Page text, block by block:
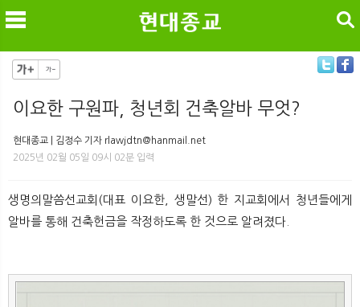
검색
이요한 구원파, 청년회 건축알바 무엇?
현대종교 | 김정수 기자 rlawjdtn@hanmail.net
2025년 02월 05일 09시 02분 입력
생명의말씀선교회(대표 이요한, 생말선) 한 지교회에서 청년들에게
알바를 통해 건축헌금을 작정하도록 한 것으로 알려졌다.